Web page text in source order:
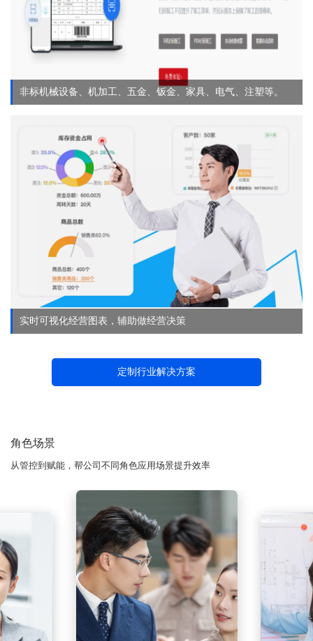
非标机械设备、机加工、五金、钣金、家具、电气、注塑等。
实时可视化经营图表，辅助做经营决策
定制行业解决方案
角色场景
从管控到赋能，帮公司不同角色应用场景提升效率